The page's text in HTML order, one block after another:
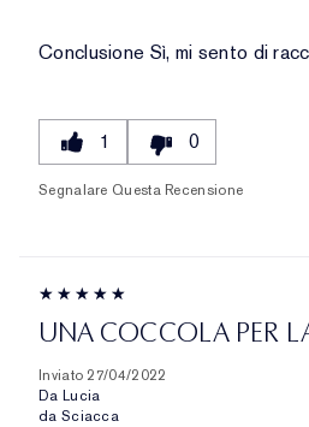
Conclusione Sì, mi sento di
1 0
Segnalare Questa Recensione
UNA COCCOLA PER
Inviato 27/04/2022
Da Lucia
da Sciacca